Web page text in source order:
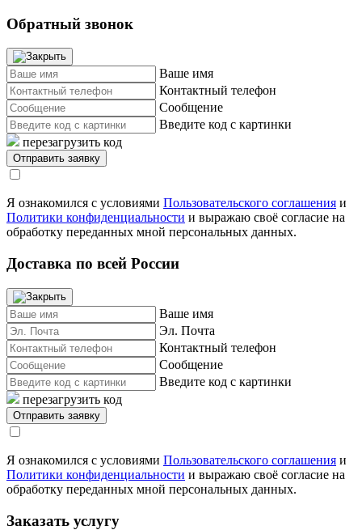
Обратный звонок
Ваше имя
Контактный телефон
Сообщение
Введите код с картинки
перезагрузить код
Я ознакомился с условиями Пользовательского соглашения и
Политики конфиденциальности и выражаю своё согласие на
обработку переданных мной персональных данных.
Доставка по всей России
Ваше имя
Эл. Почта
Контактный телефон
Сообщение
Введите код с картинки
перезагрузить код
Я ознакомился с условиями Пользовательского соглашения и
Политики конфиденциальности и выражаю своё согласие на
обработку переданных мной персональных данных.
Заказать услугу